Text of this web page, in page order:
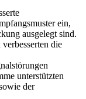
ein,
ausgelegt sind.
die
unterstützten
der